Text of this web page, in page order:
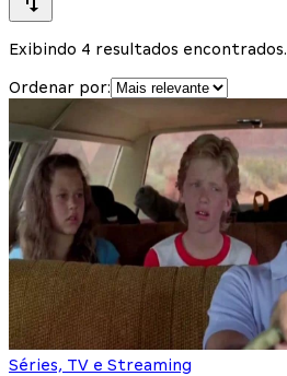
Exibindo 4 resultados encontrados.
Ordenar por:
Séries, TV e Streaming